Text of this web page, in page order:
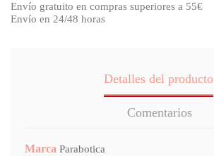
Envío gratuito en compras superiores a 55€
Envío en 24/48 horas
Detalles del producto
Comentarios
Marca Parabotica